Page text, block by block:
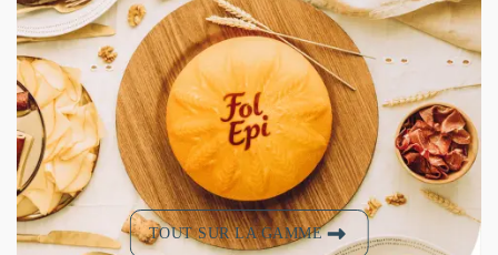
TOUT SUR LA GAMME